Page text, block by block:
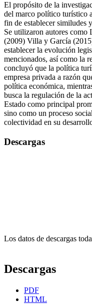
El propósito de la
del marco político turístico
fin de establecer similudes
Se utilizaron autores
(2009) Villa y García
establecer la evolución
mencionados, así como la
concluyó que la política
empresa privada a razón
política económica,
busca la regulación de la
Estado como principal
sino como un proceso
colectividad en su
Descargas
Los datos de descargas
Descargas
PDF
HTML